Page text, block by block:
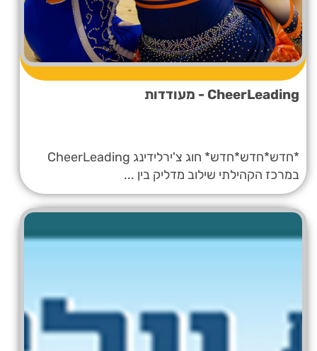
CheerLeading - מעודדות
*חדש*חדש*חדש* חוג צ'ירלידינג CheerLeading
במרכז הקהילתי שילוב מדליק בין ...